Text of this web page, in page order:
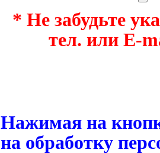
* Не забудьте
тел. или E-
Нажимая на
на обработку